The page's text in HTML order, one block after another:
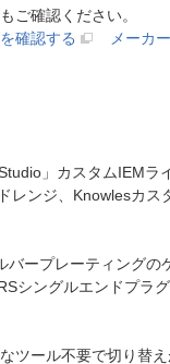
ご確認ください。
確認する
メーカ
」カスタムIEMラ
レンジ、Knowlesカ
バープレーティング
シングルエンドプラ
ツール不要で切り替